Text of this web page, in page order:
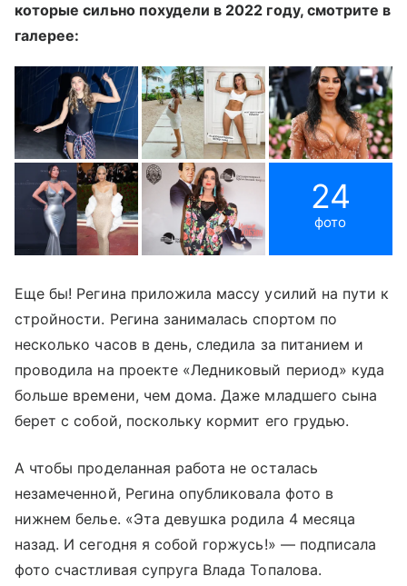
которые сильно похудели в 2022 году, смотрите в
галерее:
24
фото
Еще бы! Регина приложила массу усилий на пути к
стройности. Регина занималась спортом по
несколько часов в день, следила за питанием и
проводила на проекте «Ледниковый период» куда
больше времени, чем дома. Даже младшего сына
берет с собой, поскольку кормит его грудью.
А чтобы проделанная работа не осталась
незамеченной, Регина опубликовала фото в
нижнем белье. «Эта девушка родила 4 месяца
назад. И сегодня я собой горжусь!» — подписала
фото счастливая супруга Влада Топалова.